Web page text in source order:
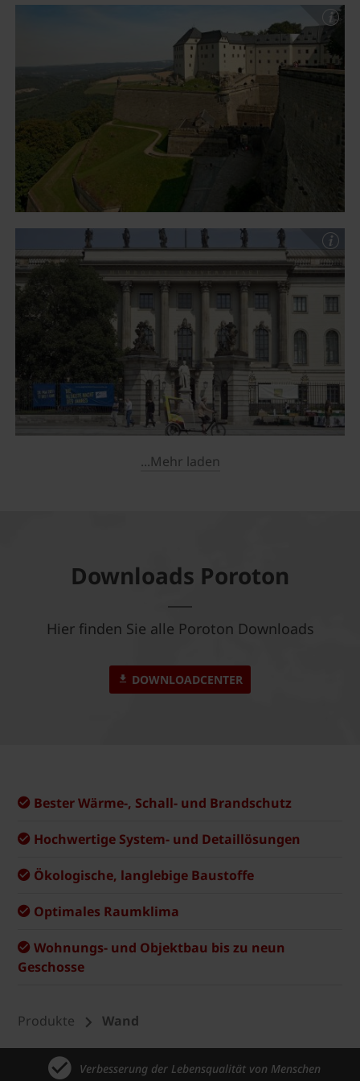
...Mehr laden
Downloads Poroton
Hier finden Sie alle Poroton Downloads
DOWNLOADCENTER
Bester Wärme-, Schall- und Brandschutz
Hochwertige System- und Detaillösungen
Ökologische, langlebige Baustoffe
Optimales Raumklima
Wohnungs- und Objektbau bis zu neun
Geschosse
Produkte Wand
Verbesserung der Lebensqualität von Menschen